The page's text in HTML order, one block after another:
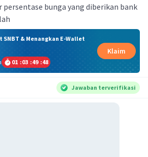
persentase bunga yang diberikan bank
& Menangkan E-Wallet
01 :03 :49 :48
Klaim
Jawaban terverifikasi